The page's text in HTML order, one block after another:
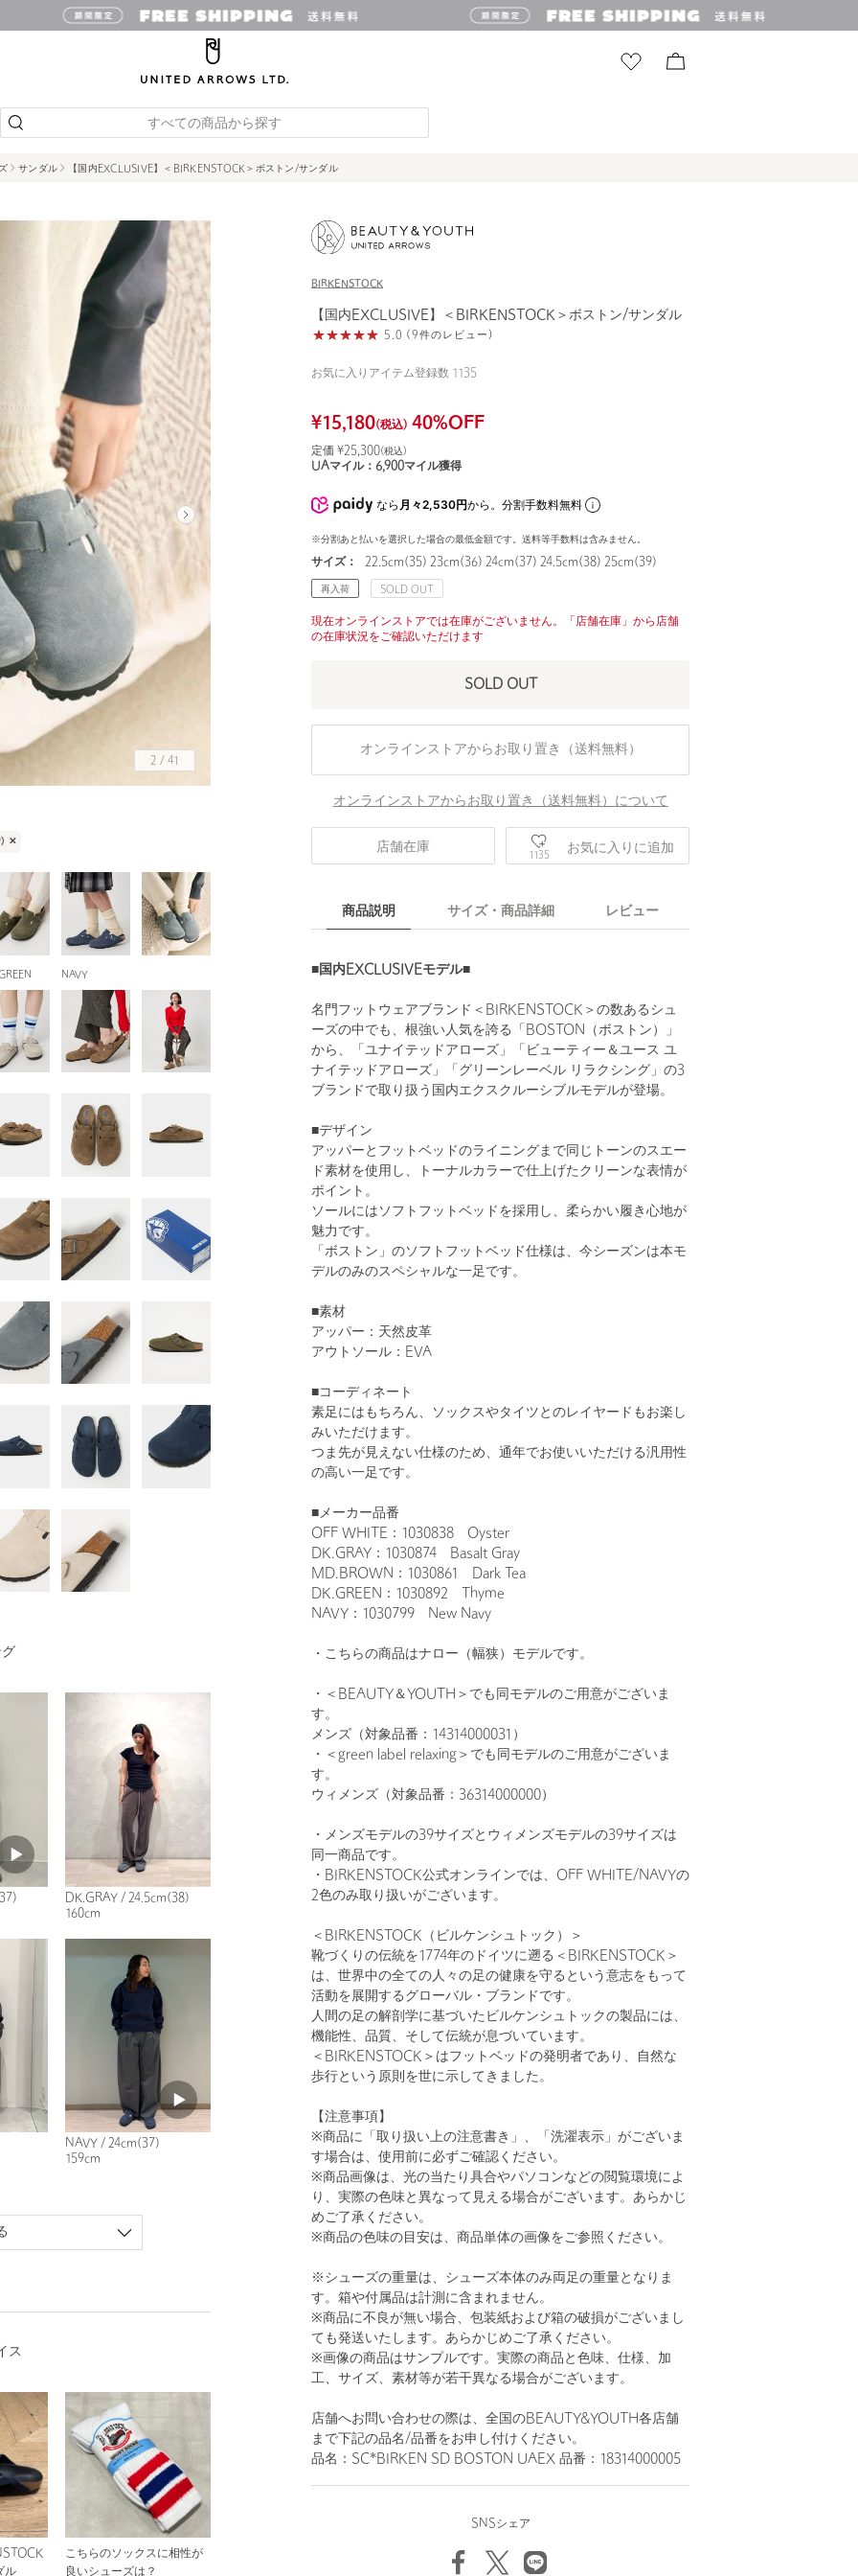
すべての商品から探す
サンダル 【国内EXCLUSIVE】＜BIRKENSTOCK＞ボストン/サンダル
2 / 41
✕
NAVY
BIRKENSTOCK
【国内EXCLUSIVE】＜BIRKENSTOCK＞ボストン/サンダル
5.0 (9件のレビュー)
お気に入りアイテム登録数 1135
¥15,180(税込) 40%OFF
定価 ¥25,300(税込)
UAマイル： 6,900マイル獲得
なら 月々2,530円から。分割手数料無料
※分割あと払いを選択した場合の最低金額です。送料等手数料は含みません。
サイズ： 22.5cm(35) 23cm(36) 24cm(37) 24.5cm(38) 25cm(39)
再入荷 SOLD OUT
現在オンラインストアでは在庫がございません。「店舗在庫」から店舗
の在庫状況をご確認いただけます
SOLD OUT
オンラインストアからお取り置き（送料無料）
オンラインストアからお取り置き（送料無料）について
店舗在庫
1135 お気に入りに追加
商品説明 サイズ・商品詳細 レビュー
■国内EXCLUSIVEモデル■
名門フットウェアブランド＜BIRKENSTOCK＞の数あるシュ
ーズの中でも、根強い人気を誇る「BOSTON（ボストン）」
から、「ユナイテッドアローズ」「ビューティー＆ユース ユ
ナイテッドアローズ」「グリーンレーベル リラクシング」の3
ブランドで取り扱う国内エクスクルーシブルモデルが登場。
■デザイン
アッパーとフットベッドのライニングまで同じトーンのスエー
ド素材を使用し、トーナルカラーで仕上げたクリーンな表情が
ポイント。
ソールにはソフトフットベッドを採用し、柔らかい履き心地が
魅力です。
「ボストン」のソフトフットベッド仕様は、今シーズンは本モ
デルのみのスペシャルな一足です。
■素材
アッパー：天然皮革
アウトソール：EVA
■コーディネート
素足にはもちろん、ソックスやタイツとのレイヤードもお楽し
みいただけます。
つま先が見えない仕様のため、通年でお使いいただける汎用性
の高い一足です。
■メーカー品番
OFF WHITE：1030838 Oyster
DK.GRAY：1030874 Basalt Gray
MD.BROWN：1030861 Dark Tea
DK.GREEN：1030892 Thyme
NAVY：1030799 New Navy
・こちらの商品はナロー（幅狭）モデルです。
・＜BEAUTY＆YOUTH＞でも同モデルのご用意がございま
す。
メンズ（対象品番：14314000031）
・＜green label relaxing＞でも同モデルのご用意がございま
す。
ウィメンズ（対象品番：36314000000）
・メンズモデルの39サイズとウィメンズモデルの39サイズは
同一商品です。
・BIRKENSTOCK公式オンラインでは、OFF WHITE/NAVYの
2色のみ取り扱いがございます。
＜BIRKENSTOCK（ビルケンシュトック）＞
靴づくりの伝統を1774年のドイツに遡る＜BIRKENSTOCK＞
は、世界中の全ての人々の足の健康を守るという意志をもって
活動を展開するグローバル・ブランドです。
人間の足の解剖学に基づいたビルケンシュトックの製品には、
機能性、品質、そして伝統が息づいています。
＜BIRKENSTOCK＞はフットベッドの発明者であり、自然な
歩行という原則を世に示してきました。
【注意事項】
※商品に「取り扱い上の注意書き」、「洗濯表示」がございま
す場合は、使用前に必ずご確認ください。
※商品画像は、光の当たり具合やパソコンなどの閲覧環境によ
り、実際の色味と異なって見える場合がございます。あらかじ
めご了承ください。
※商品の色味の目安は、商品単体の画像をご参照ください。
※シューズの重量は、シューズ本体のみ両足の重量となりま
す。箱や付属品は計測に含まれません。
※商品に不良が無い場合、包装紙および箱の破損がございまし
ても発送いたします。あらかじめご了承ください。
※画像の商品はサンプルです。実際の商品と色味、仕様、加
工、サイズ、素材等が若干異なる場合がございます。
店舗へお問い合わせの際は、全国のBEAUTY&YOUTH各店舗
まで下記の品名/品番をお申し付けください。
品名：SC*BIRKEN SD BOSTON UAEX 品番：18314000005
SNSシェア
DK.GRAY / 24.5cm(38)
160cm
NAVY / 24cm(37)
159cm
ス
ル
こちらのソックスに相性が
良いシューズは？